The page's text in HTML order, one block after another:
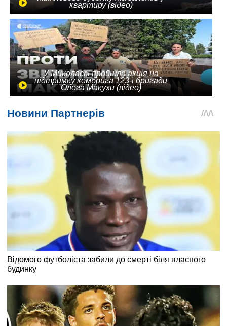
квартиру (відео)
У Миколаєві пройшла акція на
підтримку комбрига 123-ї бригади
Олега Макухи (відео)